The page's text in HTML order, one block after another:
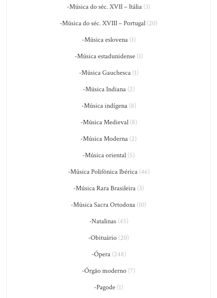
-Música do séc. XVII – Itália (3)
-Música do séc. XVIII – Portugal (20)
-Música eslovena(1)
-Música estadunidense(1)
-Música Gauchesca(1)
-Música Indiana(2)
-Música indígena(8)
-Música Medieval(8)
-Música Moderna (2)
-Música oriental (5)
-Música Polifônica Ibérica(46)
-Música Rara Brasileira (3)
-Música Sacra Ortodoxa (10)
-Natalinas(45)
-Obituário (20)
-Ópera(248)
-Órgão moderno (7)
-Pagode (1)